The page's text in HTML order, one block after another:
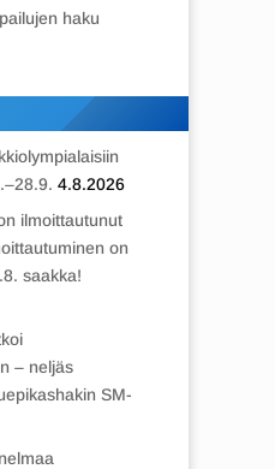
haku
4.8.2026
ilmoittautunut
on
saakka!
– neljäs
SM-